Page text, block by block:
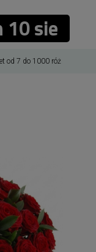
10 sie
10 sie
od 7 do 1000 róż